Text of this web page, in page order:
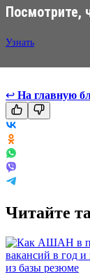
Посмотрите,
Узнать
↩ На главную
Читайте